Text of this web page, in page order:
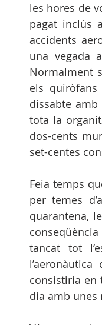
les hores de
pagat inclús
accidents
una vegada
Normalment
els
dissabte
tota la
dos-cents
set-centes
Feia temps
per temes
quarantena,
tancat tot
consistiria en
dia amb unes